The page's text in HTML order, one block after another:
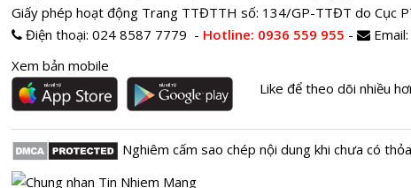
Giấy phép hoạt động Trang TTĐTTH số: 134/GP-TTĐT do Cục
Điện thoại: 024 8587 7779 - Hotline: 0936 559 955 - Email:
Xem bản mobile
Like để theo dõi nhiều
Nghiêm cấm sao chép nội dung khi chưa có